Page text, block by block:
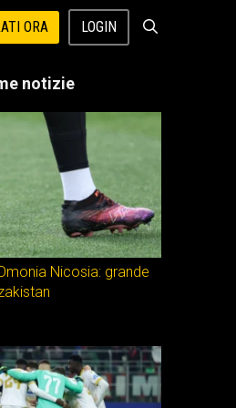
ORA LOGIN
notizie
Nicosia: grande